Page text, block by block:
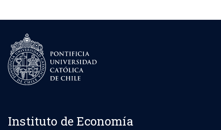
Instituto de Economía